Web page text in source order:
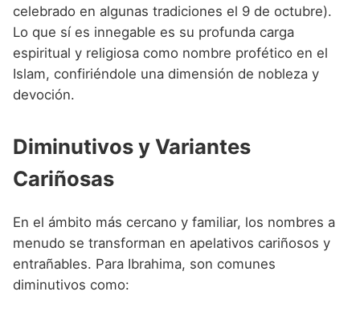
celebrado en algunas tradiciones el 9 de octubre).
Lo que sí es innegable es su profunda carga
espiritual y religiosa como nombre profético en el
Islam, confiriéndole una dimensión de nobleza y
devoción.
Diminutivos y Variantes
Cariñosas
En el ámbito más cercano y familiar, los nombres a
menudo se transforman en apelativos cariñosos y
entrañables. Para Ibrahima, son comunes
diminutivos como: